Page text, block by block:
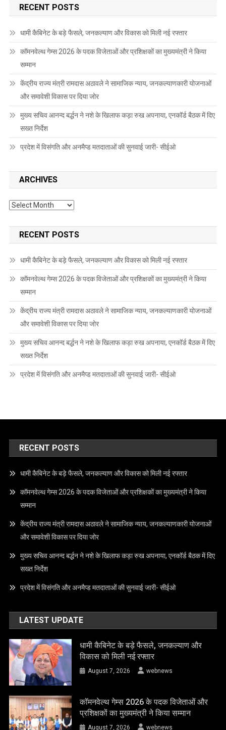
RECENT POSTS
धामी कैबिनेट के बड़े फैसले, जनकल्याण और विकास को मिली नई रफ्तार
कॉमनवेल्थ गेम्स 2026 के पदक विजेताओं और प्रशिक्षकों का मुख्यमंत्री ने किया
सम्मान
केंद्रीय राज्य मंत्री रामदास अठावले ने सामाजिक न्याय, जनकल्याणकारी योजनाओं
और समावेशी विकास पर दिया जोर
मुख्य सचिव आनन्द बर्द्धन ने नशे के खिलाफ कड़ा रुख अपनाया, एनकॉर्ड बैठक में दिए
सख्त निर्देश
प्रदेश में विसंगति और अनमैप्ड मतदाताओं की सुनवाई जारी- सीईओ
ARCHIVES
Archives
RECENT POSTS
धामी कैबिनेट के बड़े फैसले, जनकल्याण और विकास को मिली नई रफ्तार
कॉमनवेल्थ गेम्स 2026 के पदक विजेताओं और प्रशिक्षकों का मुख्यमंत्री ने किया
सम्मान
केंद्रीय राज्य मंत्री रामदास अठावले ने सामाजिक न्याय, जनकल्याणकारी योजनाओं
और समावेशी विकास पर दिया जोर
मुख्य सचिव आनन्द बर्द्धन ने नशे के खिलाफ कड़ा रुख अपनाया, एनकॉर्ड बैठक में दिए
सख्त निर्देश
प्रदेश में विसंगति और अनमैप्ड मतदाताओं की सुनवाई जारी- सीईओ
RECENT POSTS
धामी कैबिनेट के बड़े फैसले, जनकल्याण और विकास को मिली नई रफ्तार
कॉमनवेल्थ गेम्स 2026 के पदक विजेताओं और प्रशिक्षकों का मुख्यमंत्री ने किया
सम्मान
केंद्रीय राज्य मंत्री रामदास अठावले ने सामाजिक न्याय, जनकल्याणकारी योजनाओं
और समावेशी विकास पर दिया जोर
मुख्य सचिव आनन्द बर्द्धन ने नशे के खिलाफ कड़ा रुख अपनाया, एनकॉर्ड बैठक में दिए
सख्त निर्देश
प्रदेश में विसंगति और अनमैप्ड मतदाताओं की सुनवाई जारी- सीईओ
LATEST UPDATE
धामी कैबिनेट के बड़े फैसले, जनकल्याण और
विकास को मिली नई रफ्तार
August 7, 2026 webnews
कॉमनवेल्थ गेम्स 2026 के पदक विजेताओं और
प्रशिक्षकों का मुख्यमंत्री ने किया सम्मान
August 7, 2026 webnews